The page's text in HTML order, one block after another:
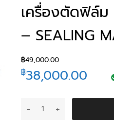
เครื่องตัดฟิล์
– SEALING
฿49,000.00
฿38,000.00